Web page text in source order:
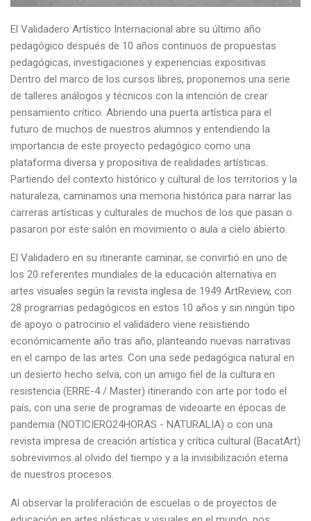
El Validadero Artístico Internacional abre su último año
pedagógico después de 10 años continuos de propuestas
pedagógicas, investigaciones y experiencias expositivas.
Dentro del marco de los cursos libres, proponemos una serie
de talleres análogos y técnicos con la intención de crear
pensamiento crítico. Abriendo una puerta artística para el
futuro de muchos de nuestros alumnos y entendiendo la
importancia de este proyecto pedagógico como una
plataforma diversa y propositiva de realidades artísticas.
Partiendo del contexto histórico y cultural de los territorios y la
naturaleza, caminamos una memoria histórica para narrar las
carreras artísticas y culturales de muchos de los que pasan o
pasaron por este salón en movimiento o aula a cielo abierto.
El Validadero en su itinerante caminar, se convirtió en uno de
los 20 referentes mundiales de la educación alternativa en
artes visuales según la revista inglesa de 1949 ArtReview, con
28 programas pedagógicos en estos 10 años y sin ningún tipo
de apoyo o patrocinio el validadero viene resistiendo
económicamente año tras año, planteando nuevas narrativas
en el campo de las artes. Con una sede pedagógica natural en
un desierto hecho selva, con un amigo fiel de la cultura en
resistencia (ERRE-4 / Master) itinerando con arte por todo el
país, con una serie de programas de videoarte en épocas de
pandemia (NOTICIERO24HORAS - NATURALIA) o con una
revista impresa de creación artística y crítica cultural (BacatArt)
sobrevivimos al olvido del tiempo y a la invisibilización eterna
de nuestros procesos.
Al observar la proliferación de escuelas o de proyectos de